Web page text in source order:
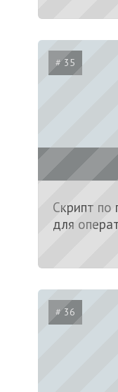
# 35
Скрипт
для
# 36